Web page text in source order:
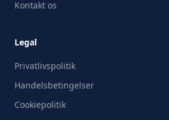
Kontakt os
Legal
Privatlivspolitik
Handelsbetingelser
Cookiepolitik